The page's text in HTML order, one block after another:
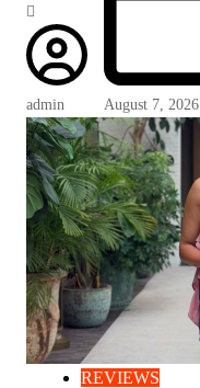
admin August 7, 2026
REVIEWS